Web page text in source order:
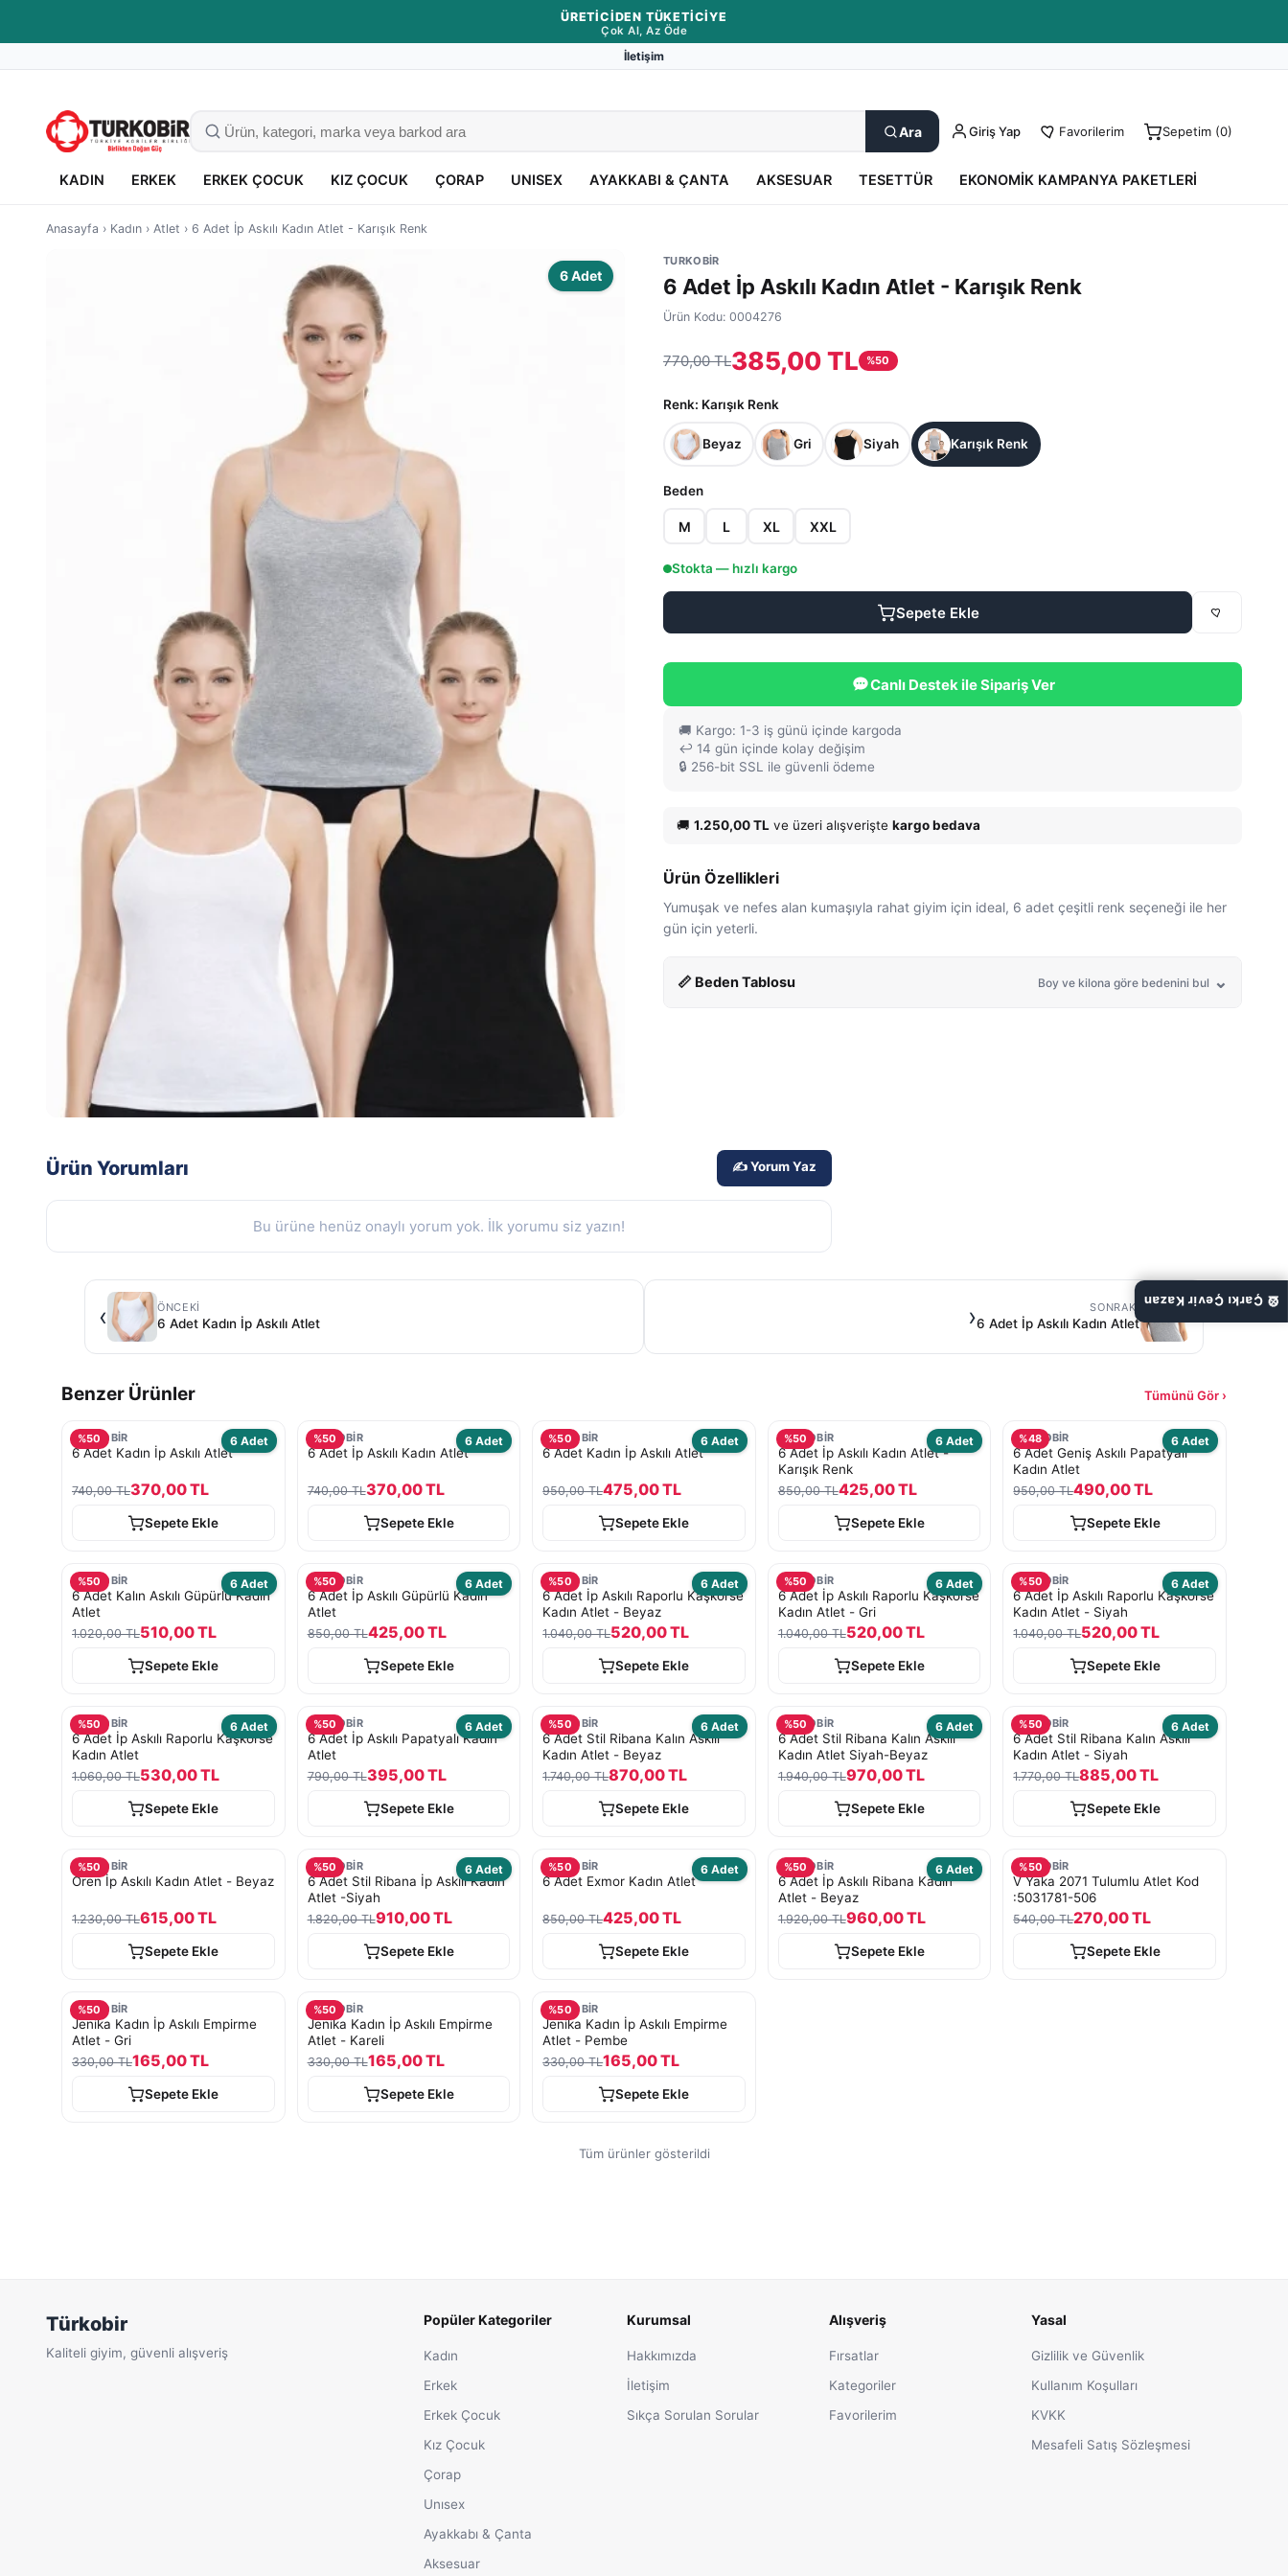
ÜRETICIDEN TÜKETICIYE
Çok Al, Az Öde
İletişim
Ara Giriş Yap Favorilerim Sepetim (0)
KADIN ERKEK ERKEK ÇOCUK KIZ ÇOCUK ÇORAP UNISEX AYAKKABI & ÇANTA AKSESUAR TESETTÜR EKONOMIK KAMPANYA PAKETLERI
Anasayfa › Kadın › Atlet › 6 Adet İp Askılı Kadın Atlet - Karışık Renk
6 Adet
TURKOBİR
6 Adet İp Askılı Kadın Atlet - Karışık Renk
Ürün Kodu: 0004276
770,00 TL385,00 TL %50
Renk: Karışık Renk
Beyaz Gri Siyah Karışık Renk
Beden
M L XL XXL
Stokta — hızlı kargo
Sepete Ekle
Canlı Destek ile Sipariş Ver
🚚 Kargo: 1-3 iş günü içinde kargoda
↩️ 14 gün içinde kolay değişim
🔒 256-bit SSL ile güvenli ödeme
🚚 1.250,00 TL ve üzeri alışverişte kargo bedava
Ürün Özellikleri
Yumuşak ve nefes alan kumaşıyla rahat giyim için ideal, 6 adet çeşitli renk seçeneği ile her
gün için yeterli.
📏 Beden Tablosu Boy ve kilona göre bedenini bul
Ürün Yorumları ✍️ Yorum Yaz
Bu ürüne henüz onaylı yorum yok. İlk yorumu siz yazın!
‹ ÖNCEKI
6 Adet Kadın İp Askılı Atlet
SONRAKI
6 Adet İp Askılı Kadın Atlet
›
Benzer Ürünler Tümünü Gör ›
%50 6 Adet
TURKOBİR
6 Adet Kadın İp Askılı Atlet
740,00 TL370,00 TL
Sepete Ekle
%50 6 Adet
TURKOBİR
6 Adet İp Askılı Kadın Atlet
740,00 TL370,00 TL
Sepete Ekle
%50 6 Adet
TURKOBİR
6 Adet Kadın İp Askılı Atlet
950,00 TL475,00 TL
Sepete Ekle
%50 6 Adet
TURKOBİR
6 Adet İp Askılı Kadın Atlet -
Karışık Renk
850,00 TL425,00 TL
Sepete Ekle
%48 6 Adet
TURKOBİR
6 Adet Geniş Askılı Papatyalı
Kadın Atlet
950,00 TL490,00 TL
Sepete Ekle
%50 6 Adet
TURKOBİR
6 Adet Kalın Askılı Güpürlü Kadın
Atlet
1.020,00 TL510,00 TL
Sepete Ekle
%50 6 Adet
TURKOBİR
6 Adet İp Askılı Güpürlü Kadın
Atlet
850,00 TL425,00 TL
Sepete Ekle
%50 6 Adet
TURKOBİR
6 Adet İp Askılı Raporlu Kaşkorse
Kadın Atlet - Beyaz
1.040,00 TL520,00 TL
Sepete Ekle
%50 6 Adet
TURKOBİR
6 Adet İp Askılı Raporlu Kaşkorse
Kadın Atlet - Gri
1.040,00 TL520,00 TL
Sepete Ekle
%50 6 Adet
TURKOBİR
6 Adet İp Askılı Raporlu Kaşkorse
Kadın Atlet - Siyah
1.040,00 TL520,00 TL
Sepete Ekle
%50 6 Adet
TURKOBİR
6 Adet İp Askılı Raporlu Kaşkorse
Kadın Atlet
1.060,00 TL530,00 TL
Sepete Ekle
%50 6 Adet
TURKOBİR
6 Adet İp Askılı Papatyalı Kadın
Atlet
790,00 TL395,00 TL
Sepete Ekle
%50 6 Adet
TURKOBİR
6 Adet Stil Ribana Kalın Askılı
Kadın Atlet - Beyaz
1.740,00 TL870,00 TL
Sepete Ekle
%50 6 Adet
TURKOBİR
6 Adet Stil Ribana Kalın Askılı
Kadın Atlet Siyah-Beyaz
1.940,00 TL970,00 TL
Sepete Ekle
%50 6 Adet
TURKOBİR
6 Adet Stil Ribana Kalın Askılı
Kadın Atlet - Siyah
1.770,00 TL885,00 TL
Sepete Ekle
%50
TURKOBİR
Ören İp Askılı Kadın Atlet - Beyaz
1.230,00 TL615,00 TL
Sepete Ekle
%50 6 Adet
TURKOBİR
6 Adet Stil Ribana İp Askılı Kadın
Atlet -Siyah
1.820,00 TL910,00 TL
Sepete Ekle
%50 6 Adet
TURKOBİR
6 Adet Exmor Kadın Atlet
850,00 TL425,00 TL
Sepete Ekle
%50 6 Adet
TURKOBİR
6 Adet İp Askılı Ribana Kadın
Atlet - Beyaz
1.920,00 TL960,00 TL
Sepete Ekle
%50
TURKOBİR
V Yaka 2071 Tulumlu Atlet Kod
:5031781-506
540,00 TL270,00 TL
Sepete Ekle
%50
TURKOBİR
Jenika Kadın İp Askılı Empirme
Atlet - Gri
330,00 TL165,00 TL
Sepete Ekle
%50
TURKOBİR
Jenika Kadın İp Askılı Empirme
Atlet - Kareli
330,00 TL165,00 TL
Sepete Ekle
%50
TURKOBİR
Jenika Kadın İp Askılı Empirme
Atlet - Pembe
330,00 TL165,00 TL
Sepete Ekle
Tüm ürünler gösterildi
Türkobir
Kaliteli giyim, güvenli alışveriş
Popüler Kategoriler
Kadın
Erkek
Erkek Çocuk
Kız Çocuk
Çorap
Unısex
Ayakkabı & Çanta
Aksesuar
Kurumsal
Hakkımızda
İletişim
Sıkça Sorulan Sorular
Alışveriş
Fırsatlar
Kategoriler
Favorilerim
Yasal
Gizlilik ve Güvenlik
Kullanım Koşulları
KVKK
Mesafeli Satış Sözleşmesi
🎡 Çarkı Çevir Kazan